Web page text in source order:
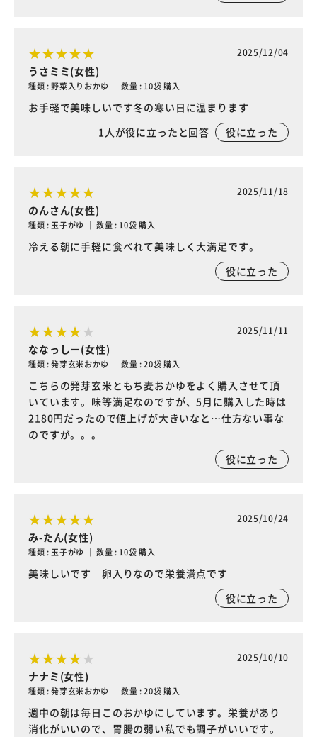
2025/12/04
うさミミ(女性)
種類 : 野菜入りおかゆ ｜ 数量 : 10袋 購入
お手軽で美味しいです冬の寒い日に温まります
1人が役に立ったと回答 役に立った
2025/11/18
のんさん(女性)
種類 : 玉子がゆ ｜ 数量 : 10袋 購入
冷える朝に手軽に食べれて美味しく大満足です。
役に立った
2025/11/11
ななっしー(女性)
種類 : 発芽玄米おかゆ ｜ 数量 : 20袋 購入
こちらの発芽玄米ともち麦おかゆをよく購入させて頂
いています。味等満足なのですが、5月に購入した時は
2180円だったので値上げが大きいなと…仕方ない事な
のですが。。。
役に立った
2025/10/24
み-たん(女性)
種類 : 玉子がゆ ｜ 数量 : 10袋 購入
美味しいです 卵入りなので栄養満点です
役に立った
2025/10/10
ナナミ(女性)
種類 : 発芽玄米おかゆ ｜ 数量 : 20袋 購入
週中の朝は毎日このおかゆにしています。栄養があり
消化がいいので、胃腸の弱い私でも調子がいいです。